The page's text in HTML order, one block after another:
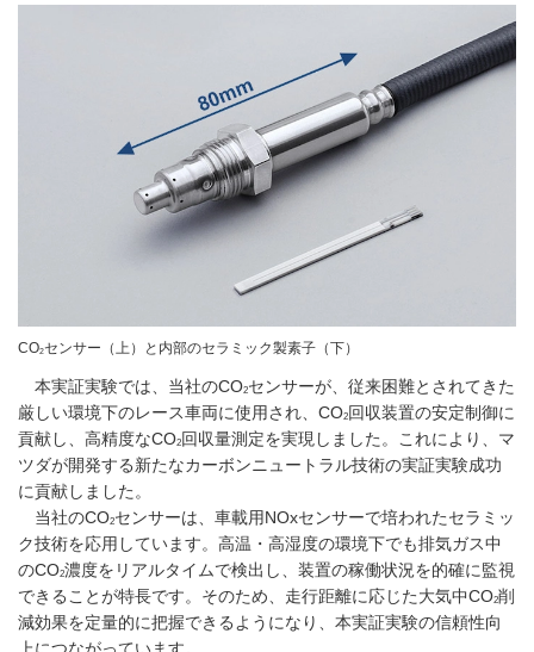
CO2センサー（上）と内部のセラミック製素子（下）
本実証実験では、当社のCO2センサーが、従来困難とされてきた
厳しい環境下のレース車両に使用され、CO2回収装置の安定制御に
貢献し、高精度なCO2回収量測定を実現しました。これにより、マ
ツダが開発する新たなカーボンニュートラル技術の実証実験成功
に貢献しました。
当社のCO2センサーは、車載用NOxセンサーで培われたセラミッ
ク技術を応用しています。高温・高湿度の環境下でも排気ガス中
のCO2濃度をリアルタイムで検出し、装置の稼働状況を的確に監視
できることが特長です。そのため、走行距離に応じた大気中CO2削
減効果を定量的に把握できるようになり、本実証実験の信頼性向